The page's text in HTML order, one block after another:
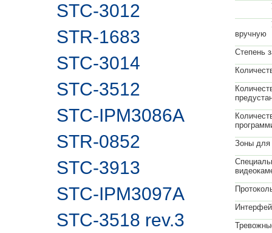
STC-3012
STR-1683
STC-3014
STC-3512
STC-IPM3086A
STR-0852
STC-3913
STC-IPM3097A
STC-3518 rev.3
Угол
вручную
Степень
Зоны для